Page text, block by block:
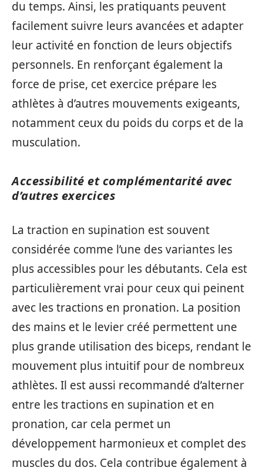
du temps. Ainsi, les pratiquants peuvent
facilement suivre leurs avancées et adapter
leur activité en fonction de leurs objectifs
personnels. En renforçant également la
force de prise, cet exercice prépare les
athlètes à d’autres mouvements exigeants,
notamment ceux du poids du corps et de la
musculation.
Accessibilité et complémentarité avec
d’autres exercices
La traction en supination est souvent
considérée comme l’une des variantes les
plus accessibles pour les débutants. Cela est
particulièrement vrai pour ceux qui peinent
avec les tractions en pronation. La position
des mains et le levier créé permettent une
plus grande utilisation des biceps, rendant le
mouvement plus intuitif pour de nombreux
athlètes. Il est aussi recommandé d’alterner
entre les tractions en supination et en
pronation, car cela permet un
développement harmonieux et complet des
muscles du dos. Cela contribue également à